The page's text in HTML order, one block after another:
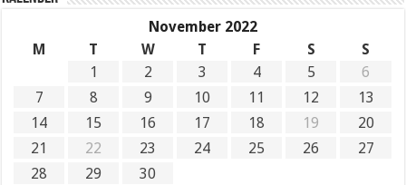
November 2022
M
T W T F S
S
1
2 3 4 5
6
7
8 9 10 11 12
13
14
15 16 17 18 19
20
21
22 23 24 25 26
27
28
29 30